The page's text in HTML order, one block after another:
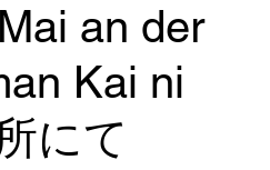
an der
Kai ni
にて